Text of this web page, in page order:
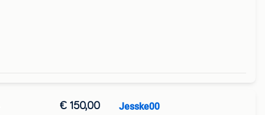
€ 150,00 Jesske00